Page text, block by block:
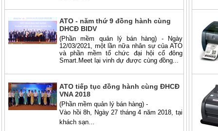
ATO - năm thứ 9 đồng hành cùng
DHCĐ BIDV
(Phần mềm quản lý bán hàng) - Ngày
12/03/2021, một lần nữa nhân sự của ATO
và phần mềm tổ chức đại hội cổ đông
Smart.Meet lại vinh dự được cùng đồng...
ATO tiếp tục đồng hành cùng ĐHCĐ
VNA 2018
(Phần mềm quản lý bán hàng) -
Vào hồi 8h, Ngày 27 tháng 4 năm 2018, tại
khách sạn...